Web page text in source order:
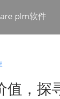
值，探